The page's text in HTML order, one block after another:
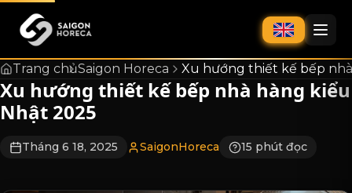
chính
Trang chủSaigon Horeca Xu hướng thiết kế bếp
Xu hướng thiết kế bếp nhà hàng kiểu
Nhật 2025
Tháng 6 18, 2025 SaigonHoreca 15 phút đọc